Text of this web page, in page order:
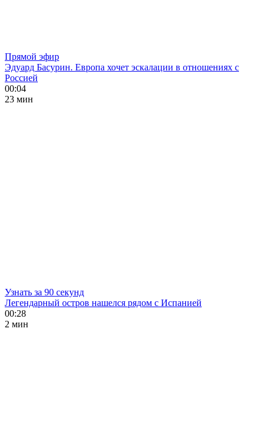
Прямой эфир
Эдуард Басурин. Европа хочет эскалации в отношениях с
Россией
00:04
23 мин
Узнать за 90 секунд
Легендарный остров нашелся рядом с Испанией
00:28
2 мин